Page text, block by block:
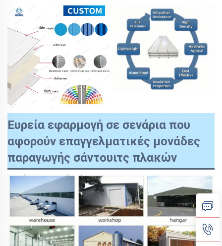
Ευρεία εφαρμογή σε σενάρια που
αφορούν επαγγελματικές μονάδες
παραγωγής σάντουιτς πλακών